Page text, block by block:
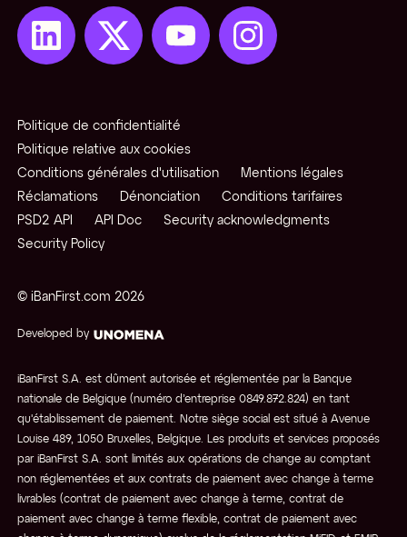
© iBanFirst.com 2026
Developed by
Politique de confidentialité
Politique relative aux cookies
Conditions générales d'utilisation
Mentions légales
Réclamations
Dénonciation
Conditions tarifaires
PSD2 API
API Doc
Security acknowledgments
Security Policy
iBanFirst S.A. est dûment autorisée et réglementée par la Banque
nationale de Belgique (numéro d’entreprise 0849.872.824) en tant
qu'établissement de paiement. Notre siège social est situé à Avenue
Louise 489, 1050 Bruxelles, Belgique. Les produits et services proposés
par iBanFirst S.A. sont limités aux opérations de change au comptant
non réglementées et aux contrats de paiement avec change à terme
livrables (contrat de paiement avec change à terme, contrat de
paiement avec change à terme flexible, contrat de paiement avec